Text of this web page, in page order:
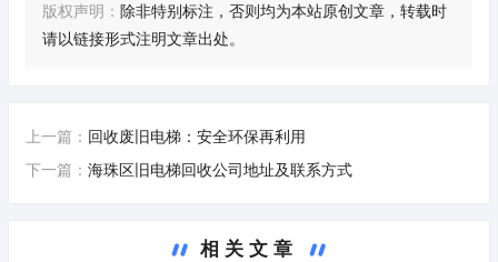
版权声明： 除非特别标注，否则均为本站原创文章，转载时
请以链接形式注明文章出处。
上一篇： 回收废旧电梯：安全环保再利用
下一篇： 海珠区旧电梯回收公司地址及联系方式
相关文章